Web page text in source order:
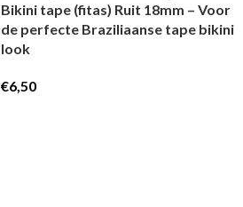
Bikini tape (fitas) Ruit 18mm – Voor
de perfecte Braziliaanse tape bikini
look
€6,50